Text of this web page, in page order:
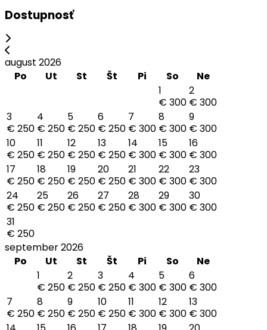
Dostupnosť
august 2026
Po
Ut St Št Pi So
Ne
1
€ 300
2
€ 300
3
€ 250
4
€ 250
5
€ 250
6
€ 250
7
€ 300
8
€ 300
9
€ 300
10
€ 250
11
€ 250
12
€ 250
13
€ 250
14
€ 300
15
€ 300
16
€ 300
17
€ 250
18
€ 250
19
€ 250
20
€ 250
21
€ 300
22
€ 300
23
€ 300
24
€ 250
25
€ 250
26
€ 250
27
€ 250
28
€ 300
29
€ 300
30
€ 300
31
€ 250
september 2026
Po
Ut St Št Pi So
Ne
1
€ 250
2
€ 250
3
€ 250
4
€ 300
5
€ 300
6
€ 300
7
€ 250
8
€ 250
9
€ 250
10
€ 250
11
€ 300
12
€ 300
13
€ 300